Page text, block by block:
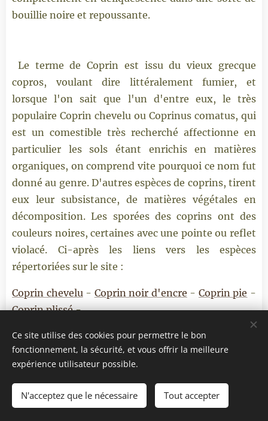
bouillie noire et repoussante.
Le terme de Coprin est issu du vieux grecque
copros, voulant dire littéralement fumier, et
lorsque l'on sait que l'un d'entre eux, le très
populaire Coprin chevelu ou Coprinus comatus, qui
est un comestible très recherché affectionne en
particulier les sols étant enrichis en matières
organiques, on comprend vite pourquoi ce nom fut
donné au genre. D'autres espèces de coprins, tirent
eux leur subsistance, de matières végétales en
décomposition. Les sporées des coprins ont des
couleurs noires, certaines avec une pointe ou reflet
violacé. Ci-après les liens vers les espèces
répertoriées sur le site :
Coprin chevelu- Coprin noir d'encre - Coprin pie -
Coprin plissé-
Ce site utilise des cookies pour permettre le bon
fonctionnement, la sécurité, et vous offrir la meilleure
expérience utilisateur possible.
N'acceptez que le nécessaire Tout accepter